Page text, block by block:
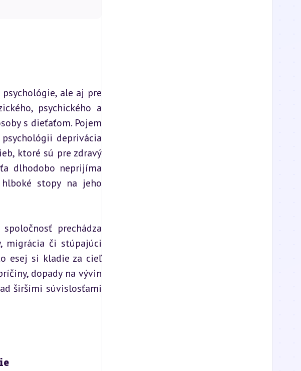
ale aj pre
psychického a
s dieťaťom. Pojem
deprivácia
ktoré sú pre zdravý
dlhodobo neprijíma
stopy na jeho
prechádza
migrácia či stúpajúci
esej si kladie za cieľ
dopady na vývin
širšími súvislosťami